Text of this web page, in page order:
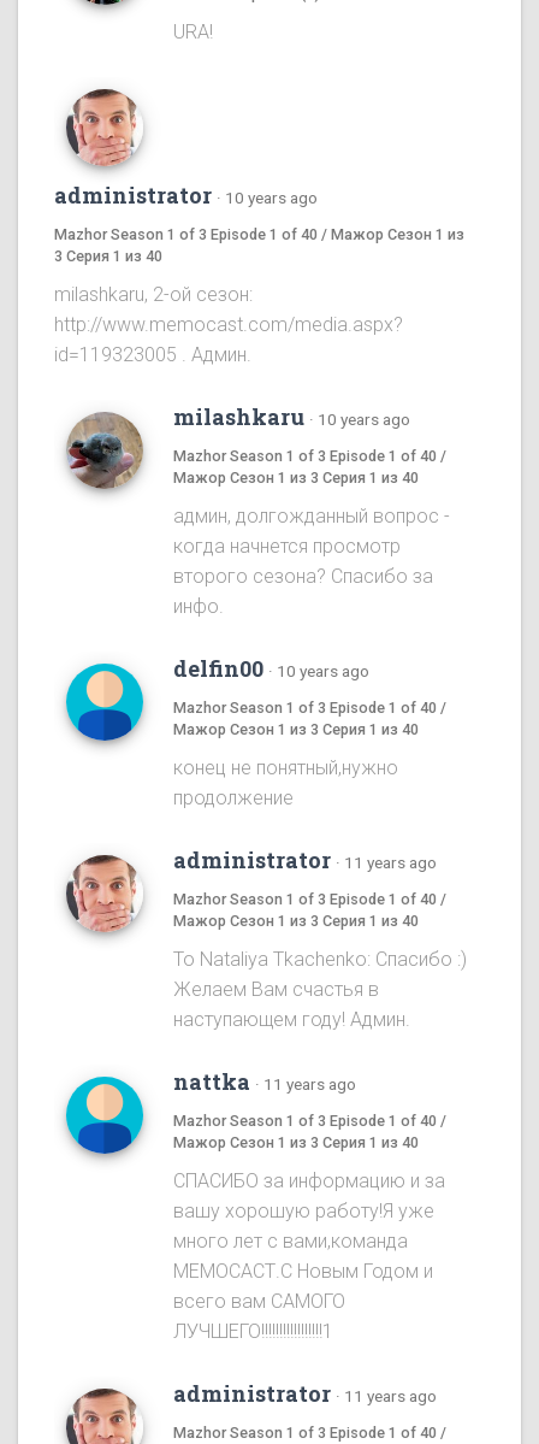
URA!
administrator · 10 years ago
Mazhor Season 1 of 3 Episode 1 of 40 / Мажор Сезон 1 из
3 Серия 1 из 40
milashkaru, 2-ой сезон:
http://www.memocast.com/media.aspx?
id=119323005 . Админ.
milashkaru · 10 years ago
Mazhor Season 1 of 3 Episode 1 of 40 /
Мажор Сезон 1 из 3 Серия 1 из 40
админ, долгожданный вопрос -
когда начнется просмотр
второго сезона? Спасибо за
инфо.
delfin00 · 10 years ago
Mazhor Season 1 of 3 Episode 1 of 40 /
Мажор Сезон 1 из 3 Серия 1 из 40
конец не понятный,нужно
продолжение
administrator · 11 years ago
Mazhor Season 1 of 3 Episode 1 of 40 /
Мажор Сезон 1 из 3 Серия 1 из 40
To Nataliya Tkachenko: Спасибо :)
Желаем Вам счастья в
наступающем году! Админ.
nattka · 11 years ago
Mazhor Season 1 of 3 Episode 1 of 40 /
Мажор Сезон 1 из 3 Серия 1 из 40
СПАСИБО за информацию и за
вашу хорошую работу!Я уже
много лет с вами,команда
МЕМОСАСТ.С Новым Годом и
всего вам САМОГО
ЛУЧШЕГО!!!!!!!!!!!!!!!!!1
administrator · 11 years ago
Mazhor Season 1 of 3 Episode 1 of 40 /